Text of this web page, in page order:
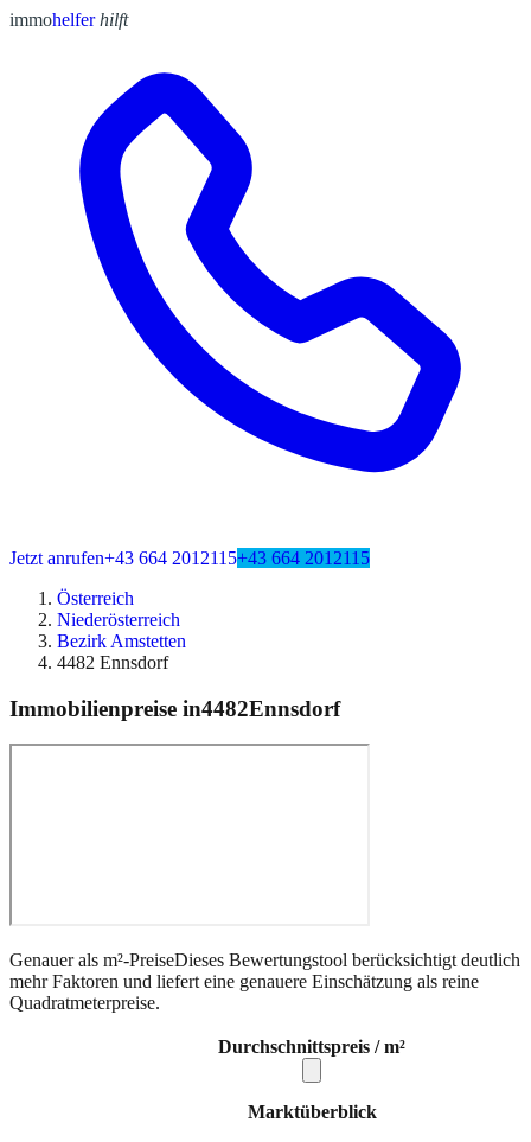
immohelfer hilft
Jetzt anrufen+43 664 2012115+43 664 2012115
Österreich
Niederösterreich
Bezirk Amstetten
4482 Ennsdorf
Immobilienpreise in4482Ennsdorf
Genauer als m²-PreiseDieses Bewertungstool berücksichtigt deutlich
mehr Faktoren und liefert eine genauere Einschätzung als reine
Quadratmeterpreise.
Durchschnittspreis / m²
Marktüberblick